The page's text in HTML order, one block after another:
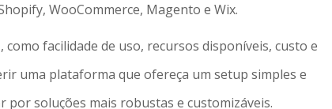
WooCommerce, Magento e Wix.
facilidade de uso, recursos disponíveis, custo e
uma plataforma que ofereça um setup simples e
soluções mais robustas e customizáveis.